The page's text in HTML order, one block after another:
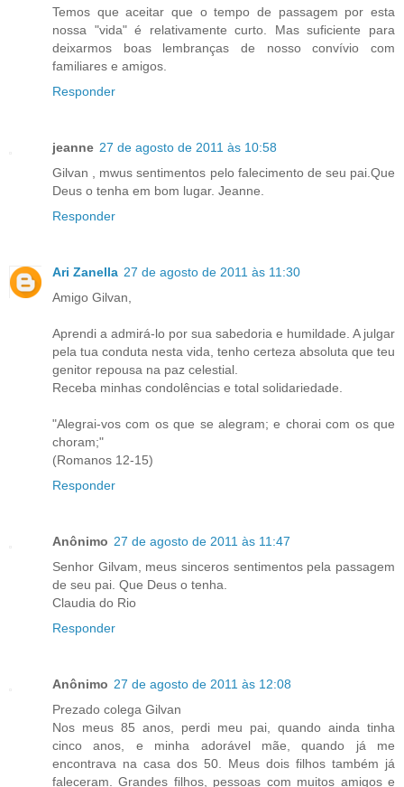
Temos que aceitar que o tempo de passagem por esta
nossa "vida" é relativamente curto. Mas suficiente para
deixarmos boas lembranças de nosso convívio com
familiares e amigos.
Responder
jeanne 27 de agosto de 2011 às 10:58
Gilvan , mwus sentimentos pelo falecimento de seu pai.Que
Deus o tenha em bom lugar. Jeanne.
Responder
Ari Zanella 27 de agosto de 2011 às 11:30
Amigo Gilvan,
Aprendi a admirá-lo por sua sabedoria e humildade. A julgar
pela tua conduta nesta vida, tenho certeza absoluta que teu
genitor repousa na paz celestial.
Receba minhas condolências e total solidariedade.
"Alegrai-vos com os que se alegram; e chorai com os que
choram;"
(Romanos 12-15)
Responder
Anônimo 27 de agosto de 2011 às 11:47
Senhor Gilvam, meus sinceros sentimentos pela passagem
de seu pai. Que Deus o tenha.
Claudia do Rio
Responder
Anônimo 27 de agosto de 2011 às 12:08
Prezado colega Gilvan
Nos meus 85 anos, perdi meu pai, quando ainda tinha
cinco anos, e minha adorável mãe, quando já me
encontrava na casa dos 50. Meus dois filhos também já
faleceram. Grandes filhos, pessoas com muitos amigos e